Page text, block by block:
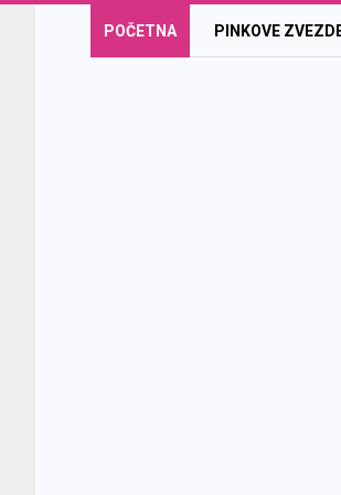
POČETNA PINKOVE